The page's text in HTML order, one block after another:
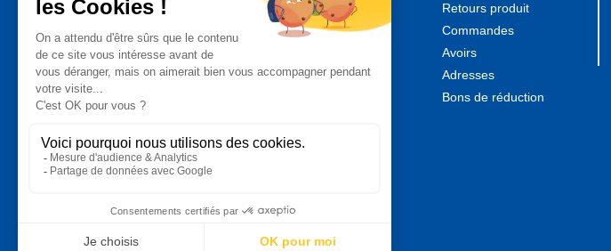
Meilleures ventes
Jardinage
Plein Air
Auto Moto
Bricolage
Bien Etre
Cuisine
Votre commande
Votre livraison
Satisfaction
Vos données
personnelles
Produits
Retours produit
Commandes
Avoirs
Adresses
Bons de réduction